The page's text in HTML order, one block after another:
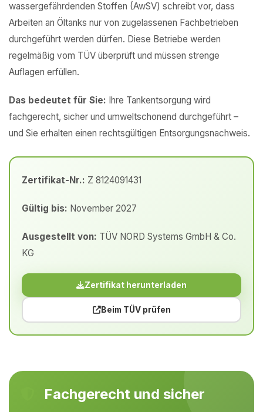
wassergefährdenden Stoffen (AwSV) schreibt vor, dass
Arbeiten an Öltanks nur von zugelassenen Fachbetrieben
durchgeführt werden dürfen. Diese Betriebe werden
regelmäßig vom TÜV überprüft und müssen strenge
Auflagen erfüllen.
Das bedeutet für Sie: Ihre Tankentsorgung wird
fachgerecht, sicher und umweltschonend durchgeführt –
und Sie erhalten einen rechtsgültigen Entsorgungsnachweis.
Zertifikat-Nr.: Z 8124091431
Gültig bis: November 2027
Ausgestellt von: TÜV NORD Systems GmbH & Co.
KG
Zertifikat herunterladen
Beim TÜV prüfen
Fachgerecht und sicher